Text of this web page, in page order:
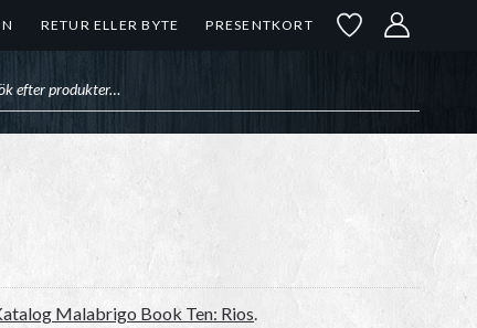
RETUR ELLER BYTE PRESENTKORT
Malabrigo Book Ten: Rios.